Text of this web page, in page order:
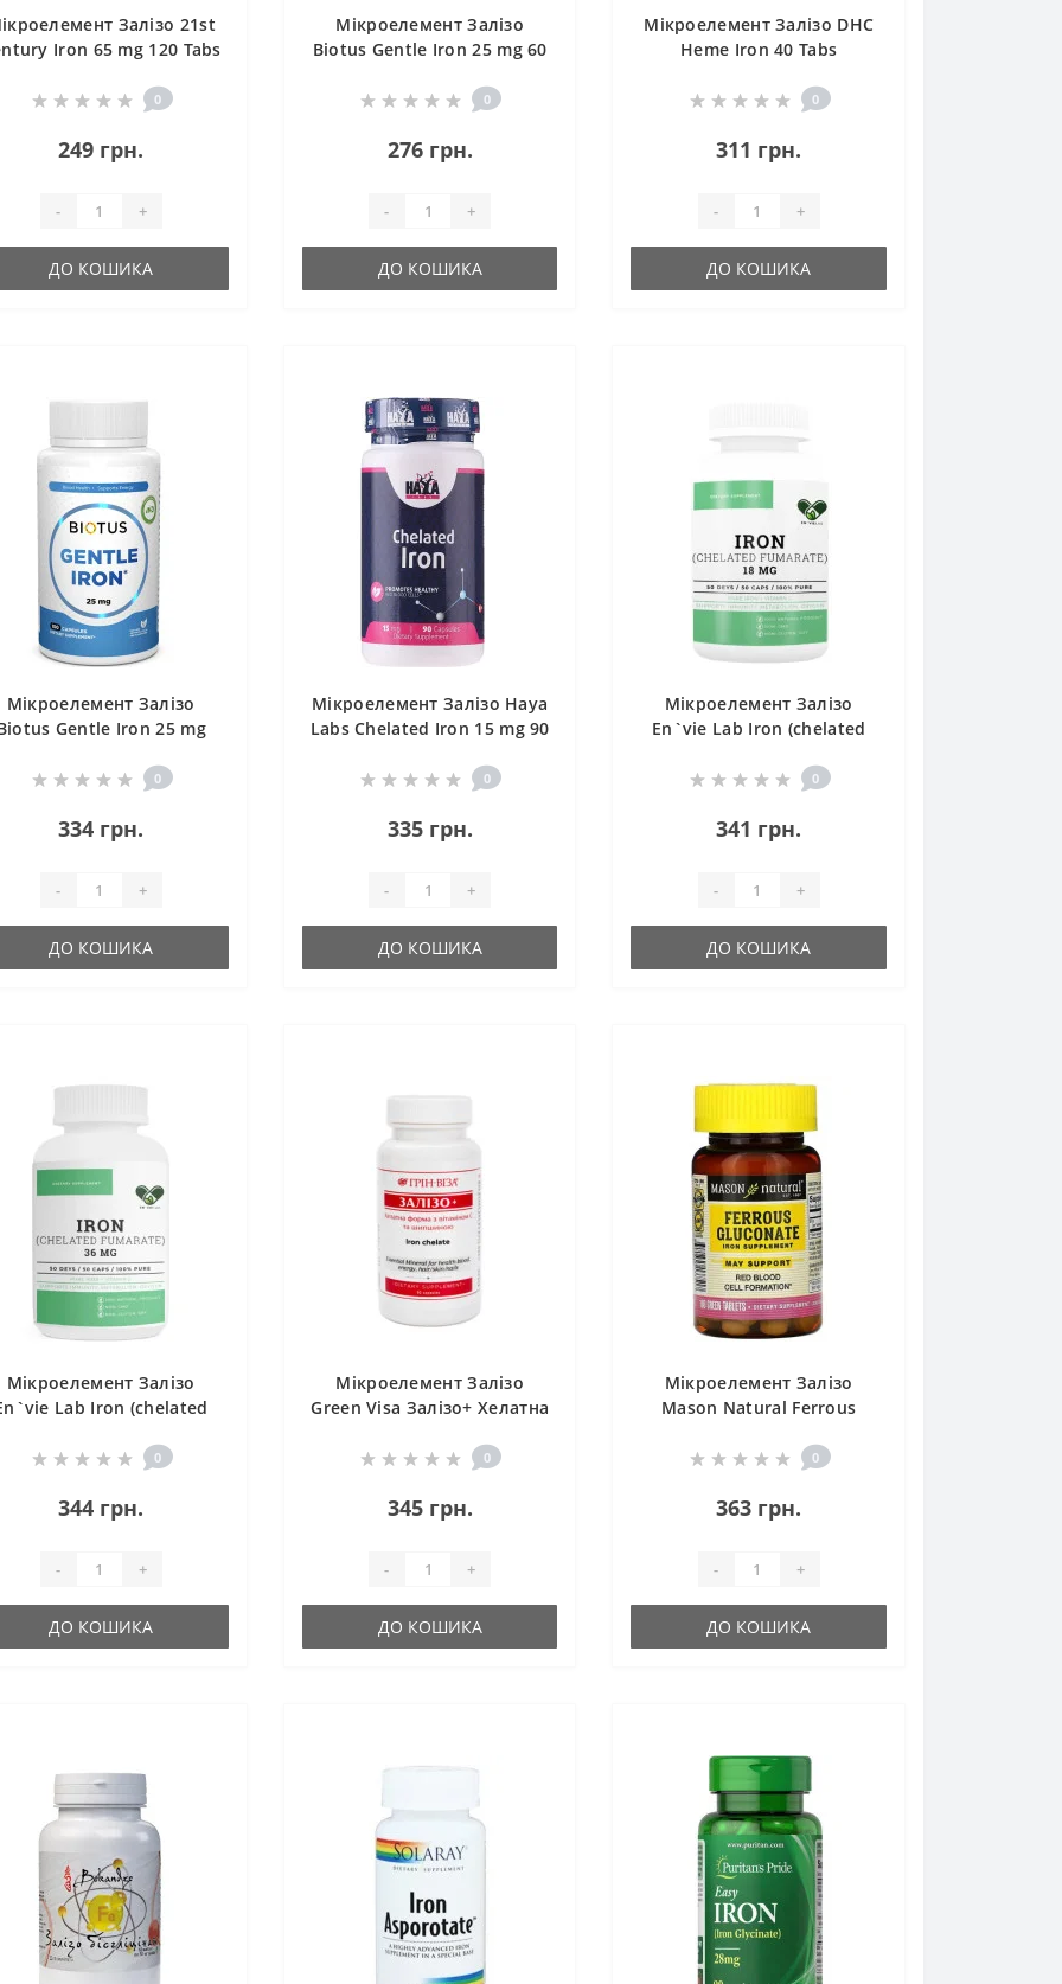
Залізо 21st
Iron 65 mg 120 Tabs
0
249 грн.
- +
ДО КОШИКА
Мікроелемент Залізо
Biotus Gentle Iron 25 mg 60
0
276 грн.
- +
ДО КОШИКА
Мікроелемент Залізо DHC
Heme Iron 40 Tabs
0
311 грн.
- +
ДО КОШИКА
Мікроелемент Залізо
Gentle Iron 25 mg
0
334 грн.
- +
ДО КОШИКА
Мікроелемент Залізо Haya
Labs Chelated Iron 15 mg 90
0
335 грн.
- +
ДО КОШИКА
Мікроелемент Залізо
En`vie Lab Iron (chelated
0
341 грн.
- +
ДО КОШИКА
Мікроелемент Залізо
Lab Iron (chelated
0
344 грн.
- +
ДО КОШИКА
Мікроелемент Залізо
Green Visa Залізо+ Хелатна
Шипшиною 90 капс
0
345 грн.
- +
ДО КОШИКА
Мікроелемент Залізо
Mason Natural Ferrous
0
363 грн.
- +
ДО КОШИКА